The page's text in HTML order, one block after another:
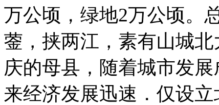
万公顷，绿地2万公顷。
蓥，挟两江，素有山城
庆的母县，随着城市发
来经济发展迅速．仅设